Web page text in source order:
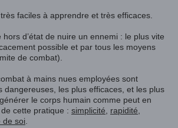
faciles à apprendre et très efficaces.
d’état de nuire un ennemi : le plus vite
possible et par tous les moyens
de combat).
à mains nues employées sont
dangereuses, les plus efficaces, et les plus
le corps humain comme peut en
cette pratique : simplicité rapidité
de soi